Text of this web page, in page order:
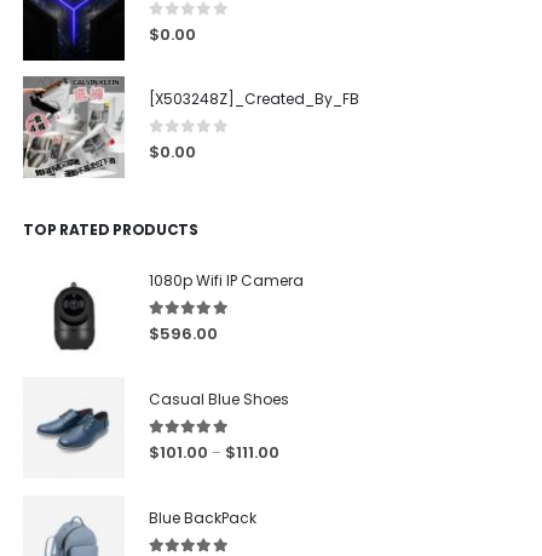
0 out of 5
$0.00
[X503248Z]_Created_By_FB
0out of 5
$0.00
TOP RATED PRODUCTS
1080p Wifi IP Camera
5.00out of 5
$596.00
Casual Blue Shoes
5.00 out of 5
$101.00 – $111.00
Blue BackPack